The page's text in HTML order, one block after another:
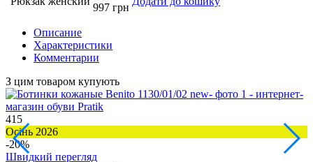
997 грн
Описание
Характеристики
Комментарии
З цим товаром купують
415
Осінь 2026
-20%
Швидкий перегляд